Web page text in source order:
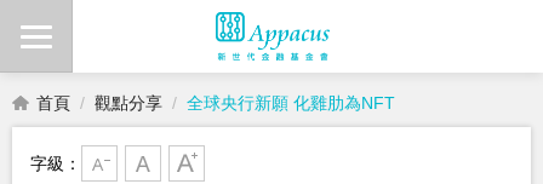
首頁 觀點分享 全球央行新願 化雞肋為NFT
字級：